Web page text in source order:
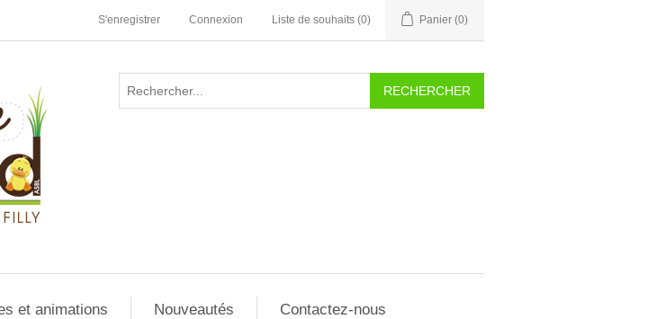
S'enregistrer Connexion Liste de souhaits (0) Panier (0)
RECHERCHER
et animations Nouveautés Contactez-nous